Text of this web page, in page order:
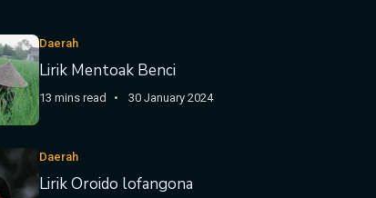
Daerah
Lirik Mentoak Benci
13 mins read 30 January 2024
Daerah
Lirik Oroido lofangona